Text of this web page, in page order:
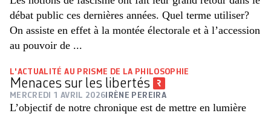
débat public ces dernières années. Quel terme utiliser?
On assiste en effet à la montée électorale et à l’accession
au pouvoir de ...
L'ACTUALITÉ AU PRISME DE LA PHILOSOPHIE
Menaces sur les libertés
MERCREDI 1 AVRIL 2026 IRÈNE PEREIRA
L’objectif de notre chronique est de mettre en lumière